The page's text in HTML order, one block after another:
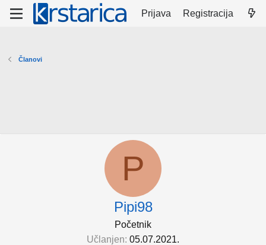
Prijava Registracija
Članovi
P
Pipi98
Početnik
Učlanjen 05.07.2021.